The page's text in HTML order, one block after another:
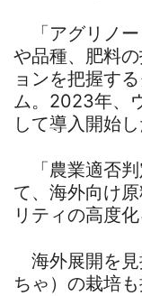
「アグリノー
や品種、肥料
ョンを把握す
ム。2023年、
して導入開始し
「農業適否判
て、海外向け
リティの高度
海外展開を見
ちゃ）の栽培も